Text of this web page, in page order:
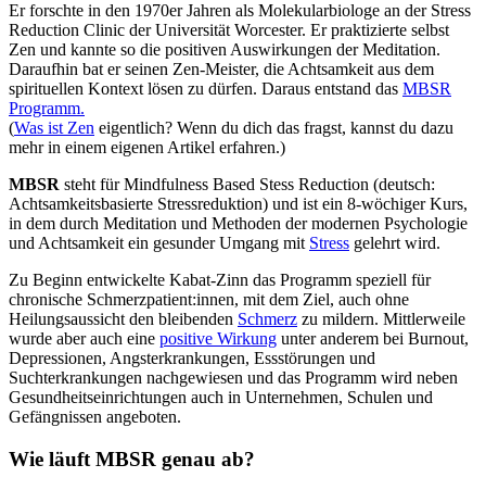
Er forschte in den 1970er Jahren als Molekularbiologe an der Stress
Reduction Clinic der Universität Worcester. Er praktizierte selbst
Zen und kannte so die positiven Auswirkungen der Meditation.
Daraufhin bat er seinen Zen-Meister, die Achtsamkeit aus dem
spirituellen Kontext lösen zu dürfen. Daraus entstand das MBSR
Programm.
(Was ist Zen eigentlich? Wenn du dich das fragst, kannst du dazu
mehr in einem eigenen Artikel erfahren.)
MBSR steht für Mindfulness Based Stess Reduction (deutsch:
Achtsamkeitsbasierte Stressreduktion) und ist ein 8-wöchiger Kurs,
in dem durch Meditation und Methoden der modernen Psychologie
und Achtsamkeit ein gesunder Umgang mit Stress gelehrt wird.
Zu Beginn entwickelte Kabat-Zinn das Programm speziell für
chronische Schmerzpatient:innen, mit dem Ziel, auch ohne
Heilungsaussicht den bleibenden Schmerz zu mildern. Mittlerweile
wurde aber auch eine positive Wirkung unter anderem bei Burnout,
Depressionen, Angsterkrankungen, Essstörungen und
Suchterkrankungen nachgewiesen und das Programm wird neben
Gesundheitseinrichtungen auch in Unternehmen, Schulen und
Gefängnissen angeboten.
Wie läuft MBSR genau ab?